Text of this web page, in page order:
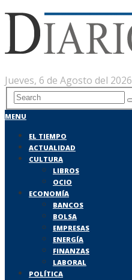
Jueves, 6 de Agosto del 2026
MENU
EL TIEMPO
ACTUALIDAD
CULTURA
LIBROS
OCIO
ECONOMÍA
BANCOS
BOLSA
EMPRESAS
ENERGÍA
FINANZAS
LABORAL
POLÍTICA